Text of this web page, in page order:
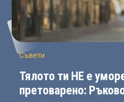
Съвети
Тялото ти НЕ е
претоварено: